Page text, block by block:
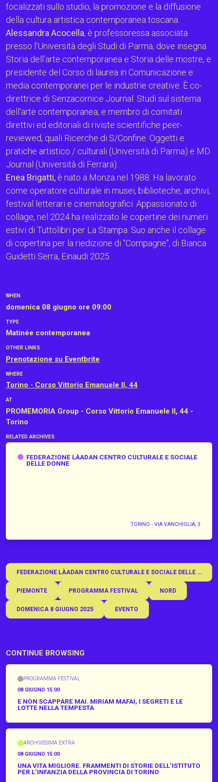
WHEN
domenica 08 giugno ore 09:00
TYPE
Matinée contemporanea
OTHER LINKS
Prenotazione su Eventbrite
WHERE
Torino - Corso Vittorio Emanuele II, 44
AT
PROMEMORIA Group - Corso Vittorio Emanuele II, 44 -
Torino
RELATED ARCHIVES
FEDERAZIONE LÀADAN CENTRO CULTURALE E SOCIALE
DELLE DONNE
TORINO - VIA VANCHIGLIA, 3
Federazione Làadan Centro culturale e sociale delle donne
FEDERAZIONE LÀADAN CENTRO CULTURALE E SOCIALE DELLE DONNE
PIEMONTE PROGRAMMA FESTIVAL NORD
DOMENICA 8 GIUGNO 2025 EVENTO
focalizzati sullo studio, la promozione e la diffusione
della cultura artistica contemporanea toscana.
Alessandra Acocella, è professoressa associata
presso l’Università degli Studi di Parma, dove insegna
Storia dell’arte contemporanea e Storia delle mostre, e
presidente del Corso di laurea in Comunicazione e
media contemporanei per le industrie creative. È co-
direttrice di Senzacornice Journal. Studi sul sistema
dell'arte contemporanea, e membro di comitati
direttivi ed editoriali di riviste scientifiche peer-
reviewed, quali Ricerche di S/Confine. Oggetti e
pratiche artistico / culturali (Università di Parma) e MD
Journal (Università di Ferrara).
Enea Brigatti, è nato a Monza nel 1988. Ha lavorato
come operatore culturale in musei, biblioteche, archivi,
festival letterari e cinematografici. Appassionato di
collage, nel 2024 ha realizzato le copertine dei numeri
estivi di Tuttolibri per La Stampa. Suo anche il collage
di copertina per la riedizione di "Compagne", di Bianca
Guidetti Serra, Einaudi 2025.
CONTINUE BROWSING
PROGRAMMA FESTIVAL
08 GIUGNO 15:00
E NON SCAPPARE MAI. MIRIAM MAFAI, I SEGRETI E LE
LOTTE NELLA TEMPESTA
ARCHIVISSIMA EXTRA
08 GIUGNO 15:00
UNA VITA MIGLIORE. FRAMMENTI DI STORIE DELL’ISTITUTO
PER L’INFANZIA DELLA PROVINCIA DI TORINO